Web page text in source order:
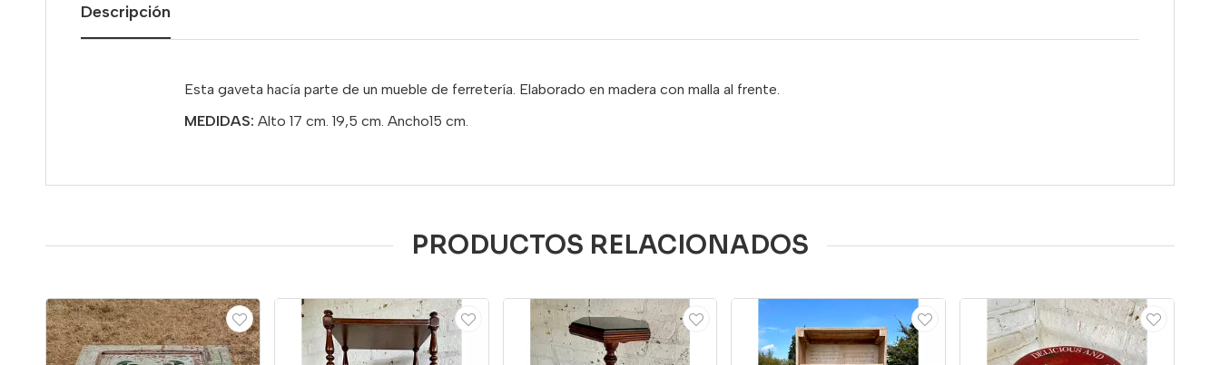
Descripción
Esta gaveta hacía parte de un mueble de ferretería. Elaborado en madera con malla al frente.
MEDIDAS:Alto 17 cm. 19,5 cm. Ancho15 cm.
PRODUCTOS RELACIONADOS